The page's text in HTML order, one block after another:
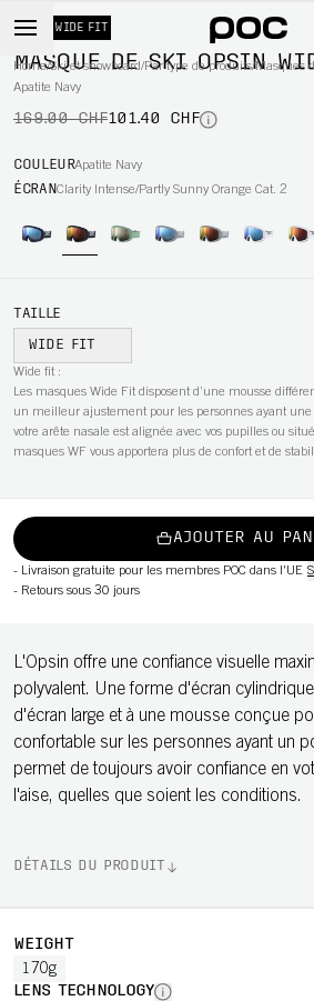
Home/Ski et snowboard/Par type de produits/Masques
-40% WIDE FIT
MASQUE DE SKI OPSIN
Apatite Navy
169.00 CHF101.40 CHF
COULEURApatite Navy
ÉCRANClarity Intense/Partly Sunny Orange Cat. 2
TAILLE
WIDE FIT
Wide fit :
Les masques Wide Fit disposent d’une mousse
un meilleur ajustement pour les personnes ayant une
votre arête nasale est alignée avec vos pupilles ou
masques WF vous apportera plus de confort et de
AJOUTER AU
- Livraison gratuite pour les membres POC dans l'UE
- Retours sous 30 jours
L'Opsin offre une confiance visuelle
polyvalent. Une forme d'écran
d'écran large et à une mousse conçue
confortable sur les personnes ayant un
permet de toujours avoir confiance en
l'aise, quelles que soient les conditions.
DÉTAILS DU PRODUIT
WEIGHT
170g
LENS TECHNOLOGY